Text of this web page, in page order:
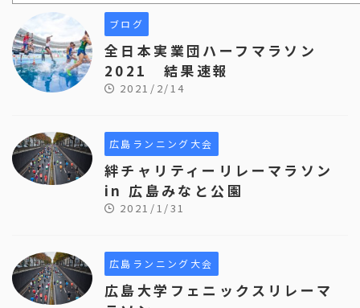
ブログ
全日本実業団ハーフマラソン
2021 結果速報
2021/2/14
広島ランニング大会
絆チャリティーリレーマラソン
in 広島みなと公園
2021/1/31
広島ランニング大会
広島大学フェニックスリレーマ